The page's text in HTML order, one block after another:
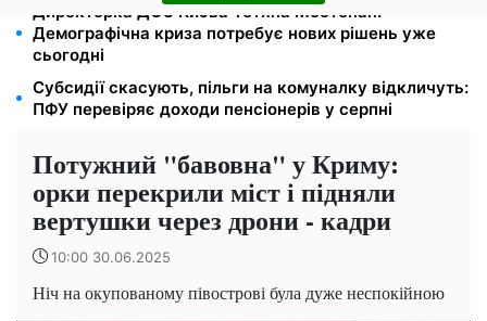
Директорка ДОЗ Києва Тетяна Мостепан:
Демографічна криза потребує нових рішень уже
сьогодні
Субсидії скасують, пільги на комуналку відкличуть:
ПФУ перевіряє доходи пенсіонерів у серпні
Потужний "бавовна" у Криму:
орки перекрили міст і підняли
вертушки через дрони - кадри
10:00 30.06.2025
Ніч на окупованому півострові була дуже неспокійною